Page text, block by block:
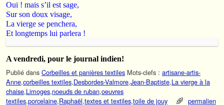
Oui ! mais s’il est sage,
Sur son doux visage,
La vierge se penchera,
Et longtemps lui parlera !
A vendredi, pour le journal indien!
Publié dans Corbeilles et panières textiles Mots-clefs : artisane-artis-
Anne,corbeilles textiles,Desbordes-Valmore,Jean-Baptiste,La vierge à la
chaise,Limoges,noeuds de ruban,oeuvres
textiles,porcelaine,Raphaël,textes et textiles,toile de jouy permalien